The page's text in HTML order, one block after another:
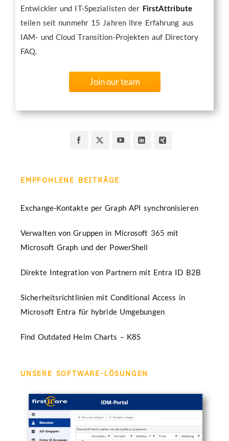
Entwickler und IT-Spezialisten der FirstAttribute
teilen seit nunmehr 15 Jahren ihre Erfahrung aus
IAM- und Cloud Transition-Projekten auf Directory
FAQ.
Join our team
EMPFOHLENE BEITRÄGE
Exchange-Kontakte per Graph API synchronisieren
Verwalten von Gruppen in Microsoft 365 mit
Microsoft Graph und der PowerShell
Direkte Integration von Partnern mit Entra ID B2B
Sicherheitsrichtlinien mit Conditional Access in
Microsoft Entra für hybride Umgebungen
Find Outdated Helm Charts – K8S
UNSERE SOFTWARE-LÖSUNGEN